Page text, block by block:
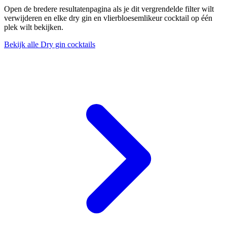
Open de bredere resultatenpagina als je dit vergrendelde filter wilt
verwijderen en elke dry gin en vlierbloesemlikeur cocktail op één
plek wilt bekijken.
Bekijk alle Dry gin cocktails